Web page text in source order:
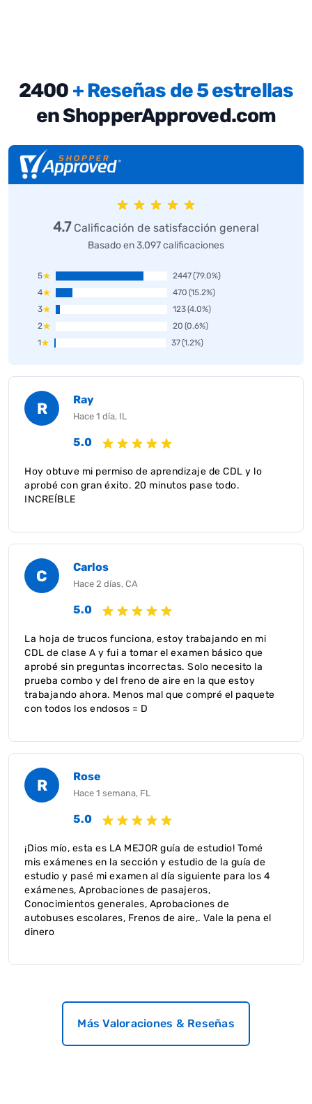
2400 + Reseñas de 5 estrellas
en ShopperApproved.com
4.7 Calificación de satisfacción general
Basado en 3,097 calificaciones
5 2447(79.0%)
4
470 (15.2%)
3
123(4.0%)
2
20 (0.6%)
1
37(1.2%)
R Ray
Hace 1 día, IL
5.0
Hoy obtuve mi permiso de aprendizaje de CDL y lo
aprobé con gran éxito. 20 minutos pase todo.
INCREÍBLE
C Carlos
Hace 2 días, CA
5.0
La hoja de trucos funciona, estoy trabajando en mi
CDL de clase A y fui a tomar el examen básico que
aprobé sin preguntas incorrectas. Solo necesito la
prueba combo y del freno de aire en la que estoy
trabajando ahora. Menos mal que compré el paquete
con todos los endosos = D
R Rose
Hace 1 semana, FL
5.0
¡Dios mío, esta es LA MEJOR guía de estudio! Tomé
mis exámenes en la sección y estudio de la guía de
estudio y pasé mi examen al día siguiente para los 4
exámenes, Aprobaciones de pasajeros,
Conocimientos generales, Aprobaciones de
autobuses escolares, Frenos de aire,. Vale la pena el
dinero
Más Valoraciones & Reseñas